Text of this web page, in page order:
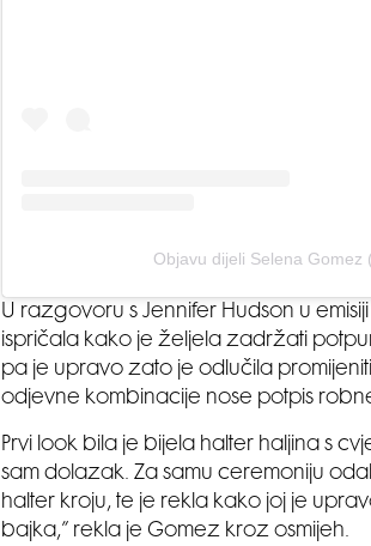
Objavu dijeli Selena Gomez
U razgovoru s Jennifer Hudson u
ispričala kako je željela zadržati
pa je upravo zato je odlučila
odjevne kombinacije nose potpis
Prvi look bila je bijela halter haljina s
sam dolazak. Za samu ceremoniju
halter kroju, te je rekla kako joj je
bajka,” rekla je Gomez kroz osmijeh.